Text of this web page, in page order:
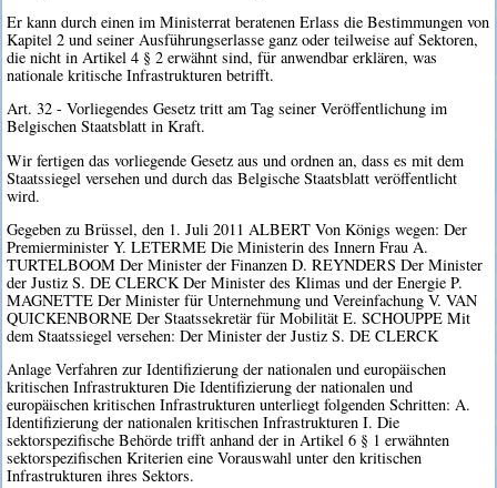
Er kann durch einen im Ministerrat beratenen Erlass die Bestimmungen von
Kapitel 2 und seiner Ausführungserlasse ganz oder teilweise auf Sektoren,
die nicht in Artikel 4 § 2 erwähnt sind, für anwendbar erklären, was
nationale kritische Infrastrukturen betrifft.
Art. 32 - Vorliegendes Gesetz tritt am Tag seiner Veröffentlichung im
Belgischen Staatsblatt in Kraft.
Wir fertigen das vorliegende Gesetz aus und ordnen an, dass es mit dem
Staatssiegel versehen und durch das Belgische Staatsblatt veröffentlicht
wird.
Gegeben zu Brüssel, den 1. Juli 2011 ALBERT Von Königs wegen: Der
Premierminister Y. LETERME Die Ministerin des Innern Frau A.
TURTELBOOM Der Minister der Finanzen D. REYNDERS Der Minister
der Justiz S. DE CLERCK Der Minister des Klimas und der Energie P.
MAGNETTE Der Minister für Unternehmung und Vereinfachung V. VAN
QUICKENBORNE Der Staatssekretär für Mobilität E. SCHOUPPE Mit
dem Staatssiegel versehen: Der Minister der Justiz S. DE CLERCK
Anlage Verfahren zur Identifizierung der nationalen und europäischen
kritischen Infrastrukturen Die Identifizierung der nationalen und
europäischen kritischen Infrastrukturen unterliegt folgenden Schritten: A.
Identifizierung der nationalen kritischen Infrastrukturen I. Die
sektorspezifische Behörde trifft anhand der in Artikel 6 § 1 erwähnten
sektorspezifischen Kriterien eine Vorauswahl unter den kritischen
Infrastrukturen ihres Sektors.